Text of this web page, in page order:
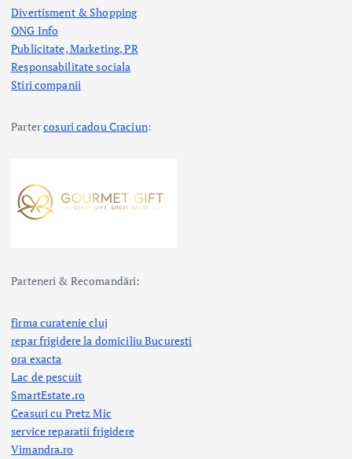
Divertisment & Shopping
ONG Info
Publicitate, Marketing, PR
Responsabilitate sociala
Stiri companii
Partercosuri cadou Craciun:
Parteneri & Recomandări:
firma curatenie cluj
repar frigidere la domiciliu Bucuresti
ora exacta
Lac de pescuit
SmartEstate.ro
Ceasuri cu Pretz Mic
service reparatii frigidere
Vimandra.ro